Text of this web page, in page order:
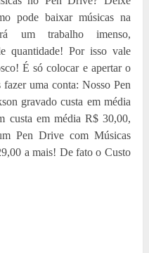
pode baixar músicas na
um trabalho imenso,
quantidade! Por isso vale
É só colocar e apertar o
uma conta: Nosso Pen
gravado custa em média
custa em média R$ 30,00,
Pen Drive com Músicas
a mais! De fato o Custo